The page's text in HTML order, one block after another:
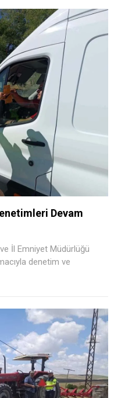
Devam
İl Emniyet Müdürlüğü
denetim ve